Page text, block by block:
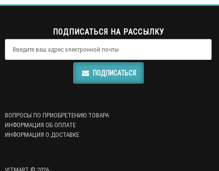
ПОДПИСАТЬСЯ НА РАССЫЛКУ
ПОДПИСАТЬСЯ
ВОПРОСЫ ПО ПРИОБРЕТЕНИЮ ТОВАРА
ИНФОРМАЦИЯ ОБ ОПЛАТЕ
ИНФОРМАЦИЯ О ДОСТАВКЕ